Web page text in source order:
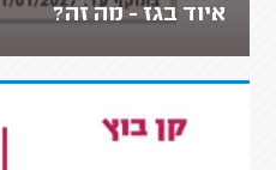
איוד בגז - מה זה?